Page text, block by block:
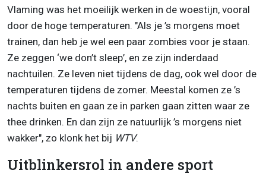
Vlaming was het moeilijk werken in de woestijn, vooral
door de hoge temperaturen. "Als je ’s morgens moet
trainen, dan heb je wel een paar zombies voor je staan.
Ze zeggen ‘we don’t sleep’, en ze zijn inderdaad
nachtuilen. Ze leven niet tijdens de dag, ook wel door de
temperaturen tijdens de zomer. Meestal komen ze ’s
nachts buiten en gaan ze in parken gaan zitten waar ze
thee drinken. En dan zijn ze natuurlijk ’s morgens niet
wakker", zo klonk het bij WTV.
Uitblinkersrol in andere sport